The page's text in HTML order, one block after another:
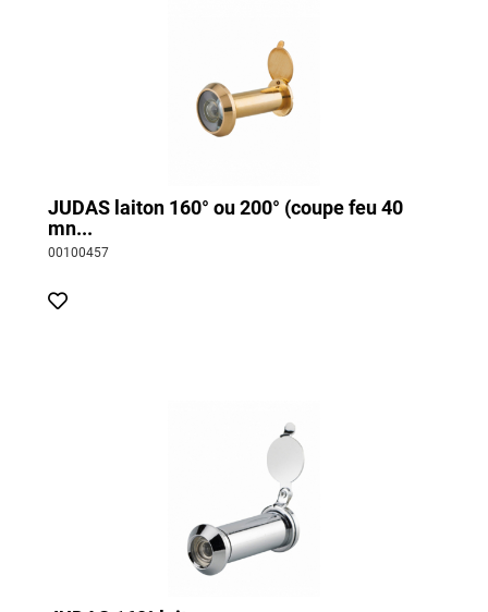
JUDAS laiton 160° ou 200° (coupe feu 40
mn...
00100457